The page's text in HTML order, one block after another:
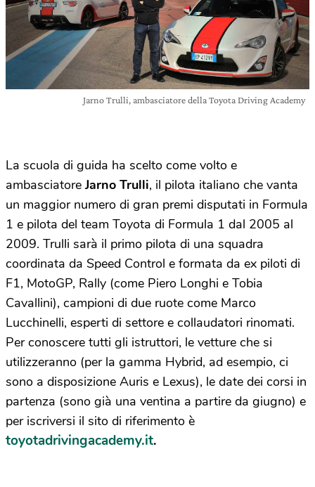
Jarno Trulli, ambasciatore della Toyota Driving Academy
La scuola di guida ha scelto come volto e
ambasciatoreJarno Trulli, il pilota italiano che vanta
un maggior numero di gran premi disputati in Formula
1 e pilota del team Toyota di Formula 1 dal 2005 al
2009. Trulli sarà il primo pilota di una squadra
coordinata da Speed Control e formata da ex piloti di
F1, MotoGP, Rally (come Piero Longhi e Tobia
Cavallini), campioni di due ruote come Marco
Lucchinelli, esperti di settore e collaudatori rinomati.
Per conoscere tutti gli istruttori, le vetture che si
utilizzeranno (per la gamma Hybrid, ad esempio, ci
sono a disposizione Auris e Lexus), le date dei corsi in
partenza (sono già una ventina a partire da giugno) e
per iscriversi il sito di riferimento è
toyotadrivingacademy.it.